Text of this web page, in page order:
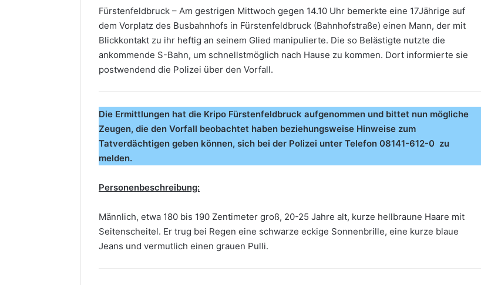
Fürstenfeldbruck – Am gestrigen Mittwoch gegen 14.10 Uhr bemerkte eine 17Jährige auf
dem Vorplatz des Busbahnhofs in Fürstenfeldbruck (Bahnhofstraße) einen Mann, der mit
Blickkontakt zu ihr heftig an seinem Glied manipulierte. Die so Belästigte nutzte die
ankommende S-Bahn, um schnellstmöglich nach Hause zu kommen. Dort informierte sie
postwendend die Polizei über den Vorfall.
Die Ermittlungen hat die Kripo Fürstenfeldbruck aufgenommen und bittet nun mögliche
Zeugen, die den Vorfall beobachtet haben beziehungsweise Hinweise zum
Tatverdächtigen geben können, sich bei der Polizei unter Telefon 08141-612-0 zu
melden.
Personenbeschreibung:
Männlich, etwa 180 bis 190 Zentimeter groß, 20-25 Jahre alt, kurze hellbraune Haare mit
Seitenscheitel. Er trug bei Regen eine schwarze eckige Sonnenbrille, eine kurze blaue
Jeans und vermutlich einen grauen Pulli.